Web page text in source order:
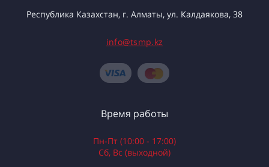
Республика Казахстан, г. Алматы, ул. Калдаякова, 38
info@tsmp.kz
Время работы
Пн-Пт (10:00 - 17:00)
Сб, Вс (выходной)